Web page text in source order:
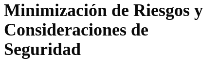
Minimización de Riesgos y
Consideraciones de
Seguridad